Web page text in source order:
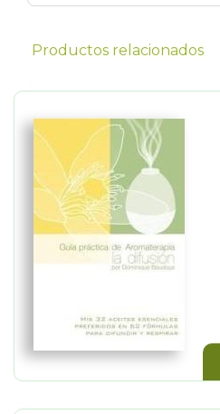
Productos relacionados